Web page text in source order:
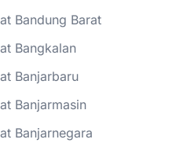
Bandung Barat
Bangkalan
Banjarbaru
Banjarmasin
Banjarnegara